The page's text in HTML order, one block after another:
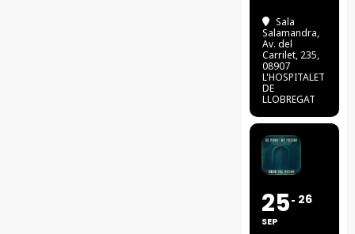
Sala
Salamandra,
Av. del
Carrilet, 235,
08907
L'HOSPITALET
DE
LLOBREGAT
25
SEP
26